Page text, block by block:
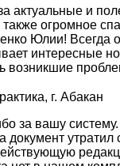
актуальные и
огромное
Юлии! Всегда
интересные
возникшие
г. Абакан
за вашу
документ